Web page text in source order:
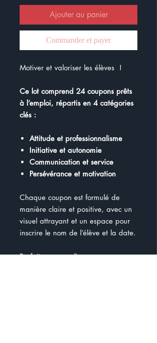
Ajouter au panier
Commander et payer
Motiver et valoriser les élèves !
Ce lot comprend 24 coupons prêts
à l’emploi, répartis en 4 catégories
clés :
Attitude et professionnalisme
Initiative et autonomie
Communication et service
Persévérance et motivation
Chaque coupon est formulé de
manière claire et positive, avec un
visuel attrayant et un espace pour
inscrire le nom de l’élève et la date.
Parfaits pour souligner :